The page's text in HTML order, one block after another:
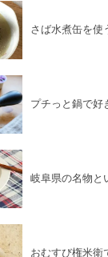
さば水煮缶を使
プチっと鍋で好
岐阜県の名物と
おむすび権米衛